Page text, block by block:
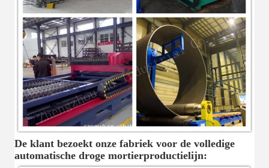
De klant bezoekt onze fabriek voor de volledige
automatische droge mortierproductielijn: